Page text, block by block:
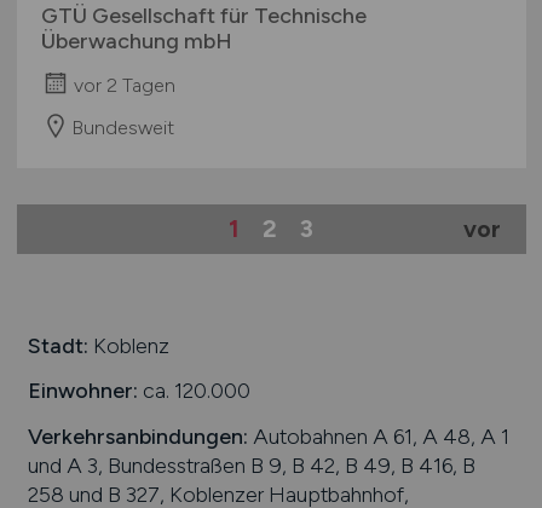
GTÜ Gesellschaft für Technische
Überwachung mbH
vor 2 Tagen
Bundesweit
1 2 3 vor
Stadt: Koblenz
Einwohner: ca. 120.000
Verkehrsanbindungen: Autobahnen A 61, A 48, A 1
und A 3, Bundesstraßen B 9, B 42, B 49, B 416, B
258 und B 327, Koblenzer Hauptbahnhof,